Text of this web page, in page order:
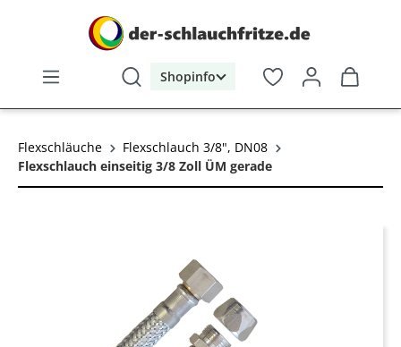
Shopinfo
Flexschläuche
Flexschlauch 3/8", DN08
Flexschlauch einseitig 3/8 Zoll ÜM gerade